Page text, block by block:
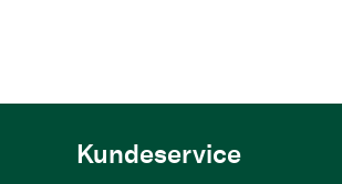
Kundeservice